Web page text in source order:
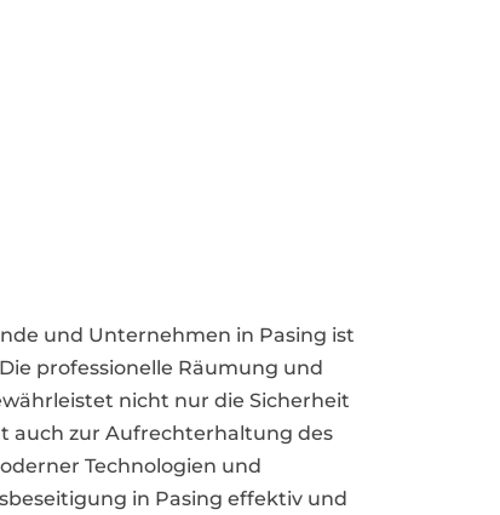
und Unternehmen in Pasing ist
professionelle Räumung und
nicht nur die Sicherheit
auch zur Aufrechterhaltung des
Technologien und
in Pasing effektiv und